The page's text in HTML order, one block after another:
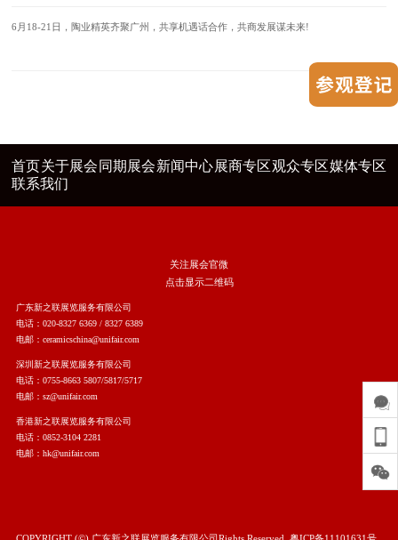
6月18-21日，陶业精英齐聚广州，共享机遇话合作，共商发展谋未来!
首页关于展会 同期展会新闻中心展商专区观众专区媒体专区
联系我们
关注展会官微
点击显示二维码
广东新之联展览服务有限公司
电话：020-8327 6369 / 8327 6389
电邮：ceramicschina@unifair.com
深圳新之联展览服务有限公司
电话：0755-8663 5807/5817/5717
电邮：sz@unifair.com
香港新之联展览服务有限公司
电话：0852-3104 2281
电邮：hk@unifair.com